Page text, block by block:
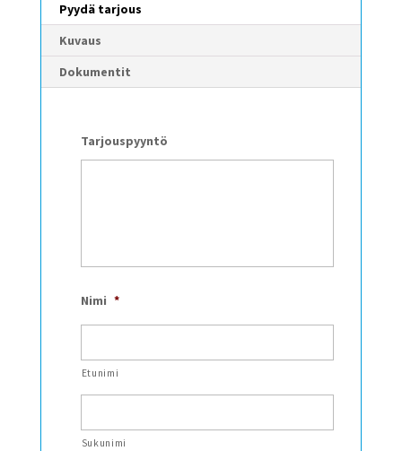
Pyydä tarjous
Kuvaus
Dokumentit
Tarjouspyyntö
Nimi *
Etunimi
Sukunimi